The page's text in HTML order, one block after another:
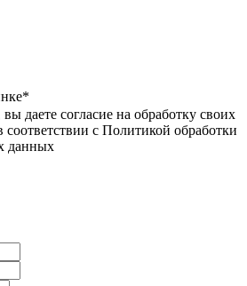
*
даете согласие на обработку своих
с Политикой обработки
данных